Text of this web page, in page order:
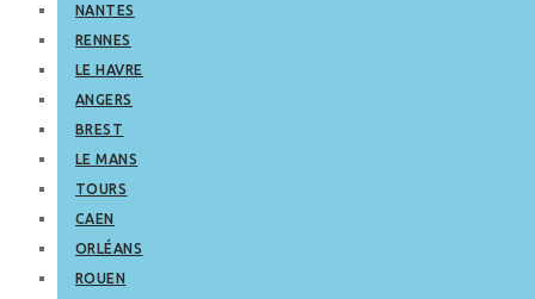
NANTES
RENNES
LE HAVRE
ANGERS
BREST
LE MANS
TOURS
CAEN
ORLÉANS
ROUEN